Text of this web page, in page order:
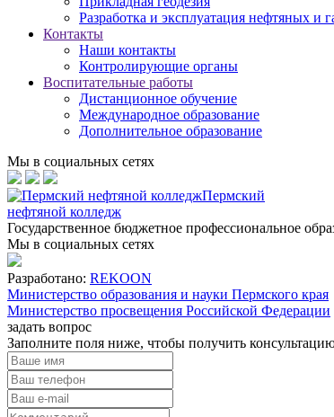
Разработка и эксплуатация нефтяных и
Контакты
Наши контакты
Контролирующие органы
Воспитательные работы
Дистанционное обучение
Международное образование
Дополнительное образование
Мы в социальных сетях
Пермский
нефтяной колледж
Государственное бюджетное профессиональное
Мы в социальных сетях
Разработано: REKOON
Министерство образования и науки Пермского края
Министерство просвещения Российской Федерации
задать вопрос
Заполните поля ниже, чтобы получить